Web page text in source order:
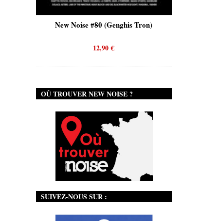
#80 (Genghis Tron) New Noise #80 (Quicksand)
OÙ TROUVER NEW NOISE ?
SUIVEZ-NOUS SUR :